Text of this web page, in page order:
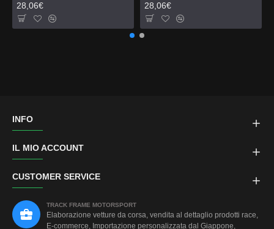
28,06€
28,06€
INFO
IL MIO ACCOUNT
CUSTOMER SERVICE
TRACK FRAME MOTORSPORT
Elaborazione vetture da corsa, vendita al dettaglio prodotti race,
E-commerce, Importazione personalizzata dal Giappone,